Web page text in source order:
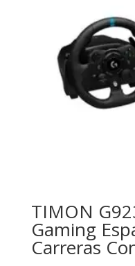
TIMON
Gaming
Carreras